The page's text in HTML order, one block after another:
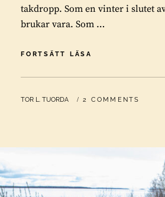
takdropp. Som en vinter i slutet
brukar vara. Som …
FORTSÄTT LÄSA
DJUR
VID
BY
TOR L. TUORDA 2 COMMENTS